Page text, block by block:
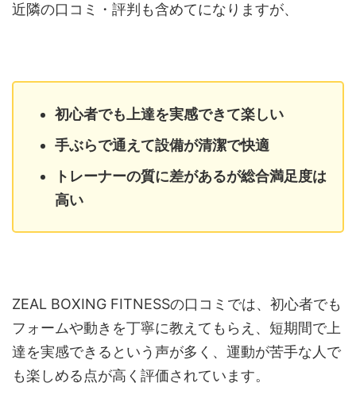
近隣の口コミ・評判も含めてになりますが、
初心者でも上達を実感できて楽しい
手ぶらで通えて設備が清潔で快適
トレーナーの質に差があるが総合満足度は
高い
ZEAL BOXING FITNESSの口コミでは、初心者でも
フォームや動きを丁寧に教えてもらえ、短期間で上
達を実感できるという声が多く、運動が苦手な人で
も楽しめる点が高く評価されています。